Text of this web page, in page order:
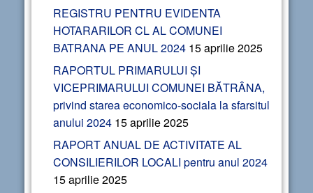
REGISTRU PENTRU EVIDENTA
HOTARARILOR CL AL COMUNEI
BATRANA PE ANUL 2024 15 aprilie 2025
RAPORTUL PRIMARULUI ȘI
VICEPRIMARULUI COMUNEI BĂTRÂNA,
privind starea economico-sociala la sfarsitul
anului 2024 15 aprilie 2025
RAPORT ANUAL DE ACTIVITATE AL
CONSILIERILOR LOCALI pentru anul 2024
15 aprilie 2025